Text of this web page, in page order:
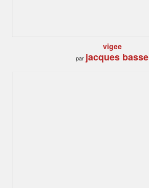
vigee
par jacques basse